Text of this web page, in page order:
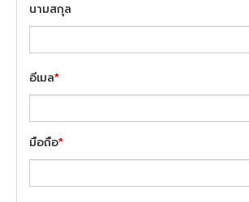
นามสกุล
อีเมล*
มือถือ*